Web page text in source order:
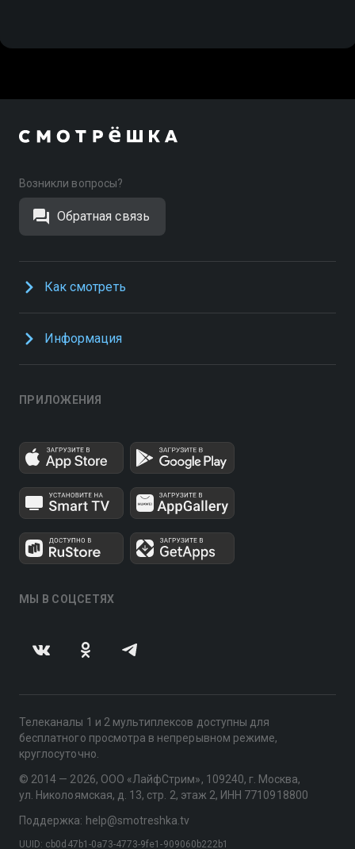
Возникли вопросы?
Обратная связь
Как смотреть
Информация
ПРИЛОЖЕНИЯ
МЫ В СОЦСЕТЯХ
Телеканалы 1 и 2 мультиплексов доступны для
бесплатного просмотра в непрерывном режиме,
круглосуточно.
© 2014 — 2026, ООО «ЛайфСтрим», 109240, г. Москва,
ул. Николоямская, д. 13, стр. 2, этаж 2, ИНН 7710918800
Поддержка: help@smotreshka.tv
UUID: cb0d47b1-0a73-4773-9fe1-909060b222b1